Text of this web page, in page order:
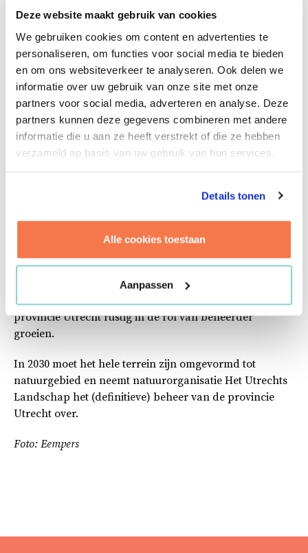
Deze website maakt gebruik van cookies
We gebruiken cookies om content en advertenties te
personaliseren, om functies voor social media te bieden
en om ons websiteverkeer te analyseren. Ook delen we
informatie over uw gebruik van onze site met onze
partners voor social media, adverteren en analyse. Deze
partners kunnen deze gegevens combineren met andere
informatie die u aan ze heeft verstrekt of die ze hebben
verzameld op basis van uw gebruik van hun services.
Details tonen
Alle cookies toestaan
Aanpassen
aannemers gesloten en/of herbevestigd. Ook liepen wij
verschillende opnamerondes om de staat van alle
gebouwen en terreindelen goed in kaart te brengen.
Onderdeel daarvan was het doen van een Technical
Due Diligence (TDD). Hiervoor schakelden wij onze
collega’s van de expertisegroep exploitatiemanagement
in.
Een soepele overdracht
Op het moment dat de overdracht, die ook door ons
haar nieuwe rol als terreinbeheerder kon verwachten.
Alle informatie is goed overgedragen en vastgelegd.
meegelopen met het beheerteam, een aantal zaken
afgehecht en een stuk nazorg gedaan. Denk hierbij aan
vragen vanuit de provincie of vanuit het RVB. Zo kon de
provincie Utrecht rustig in de rol van beheerder
groeien.
In 2030 moet het hele terrein zijn omgevormd tot
natuurgebied en neemt natuurorganisatie Het Utrechts
Landschap het (definitieve) beheer van de provincie
Utrecht over.
Foto: Eempers